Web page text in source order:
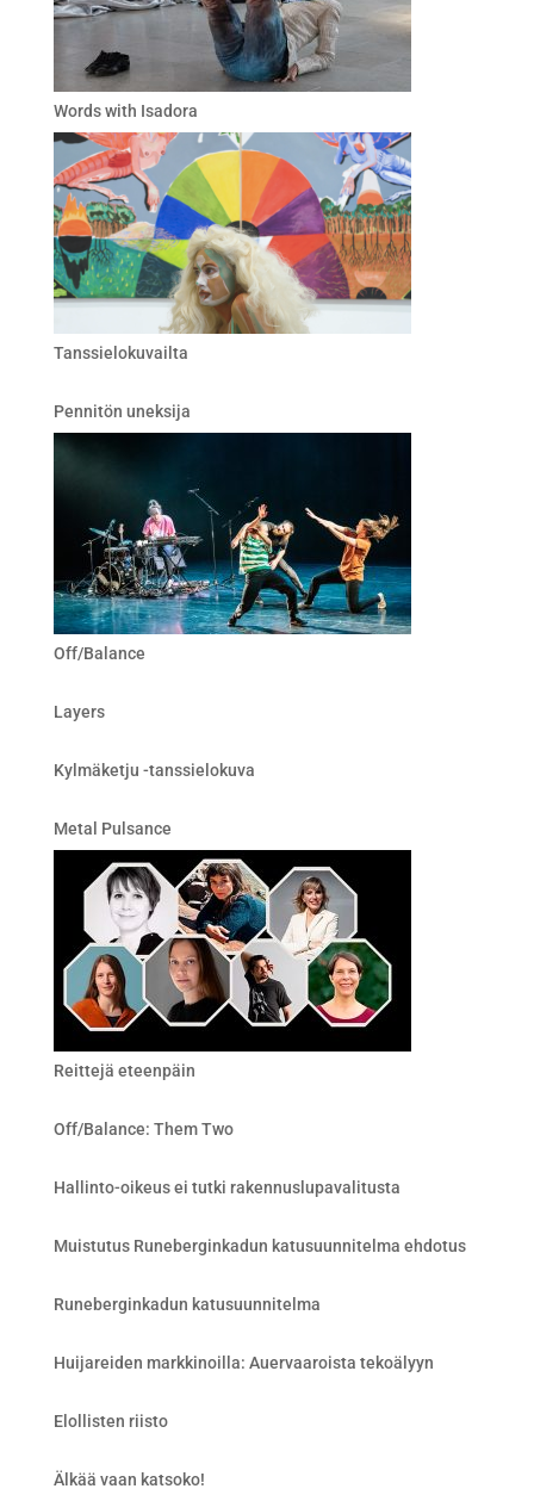
Words with Isadora
Tanssielokuvailta
Pennitön uneksija
Off/Balance
Layers
Kylmäketju -tanssielokuva
Metal Pulsance
Reittejä eteenpäin
Off/Balance: Them Two
Hallinto-oikeus ei tutki rakennuslupavalitusta
Muistutus Runeberginkadun katusuunnitelma ehdotus
Runeberginkadun katusuunnitelma
Huijareiden markkinoilla: Auervaaroista tekoälyyn
Elollisten riisto
Älkää vaan katsoko!